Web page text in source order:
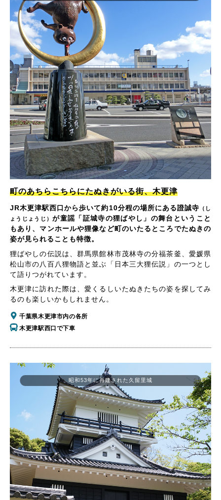
町のあちらこちらにたぬきがいる街、木更津
JR木更津駅西口から歩いて約10分程の場所にある證誠寺 （し
ょうじょうじ）が童謡「証城寺の狸ばやし」の舞台ということ
もあり、マンホールや狸像など町のいたるところでたぬきの
姿が見られることも特徴。
狸ばやしの伝説は、群馬県館林市茂林寺の分福茶釜、愛媛県
松山市の八百八狸物語と並ぶ「日本三大狸伝説」の一つとし
て語りつがれています。
木更津に訪れた際は、愛くるしいたぬきたちの姿を探してみ
るのも楽しいかもしれません。
千葉県木更津市内の各所
木更津駅西口で下車
昭和53年に再建された久留里城